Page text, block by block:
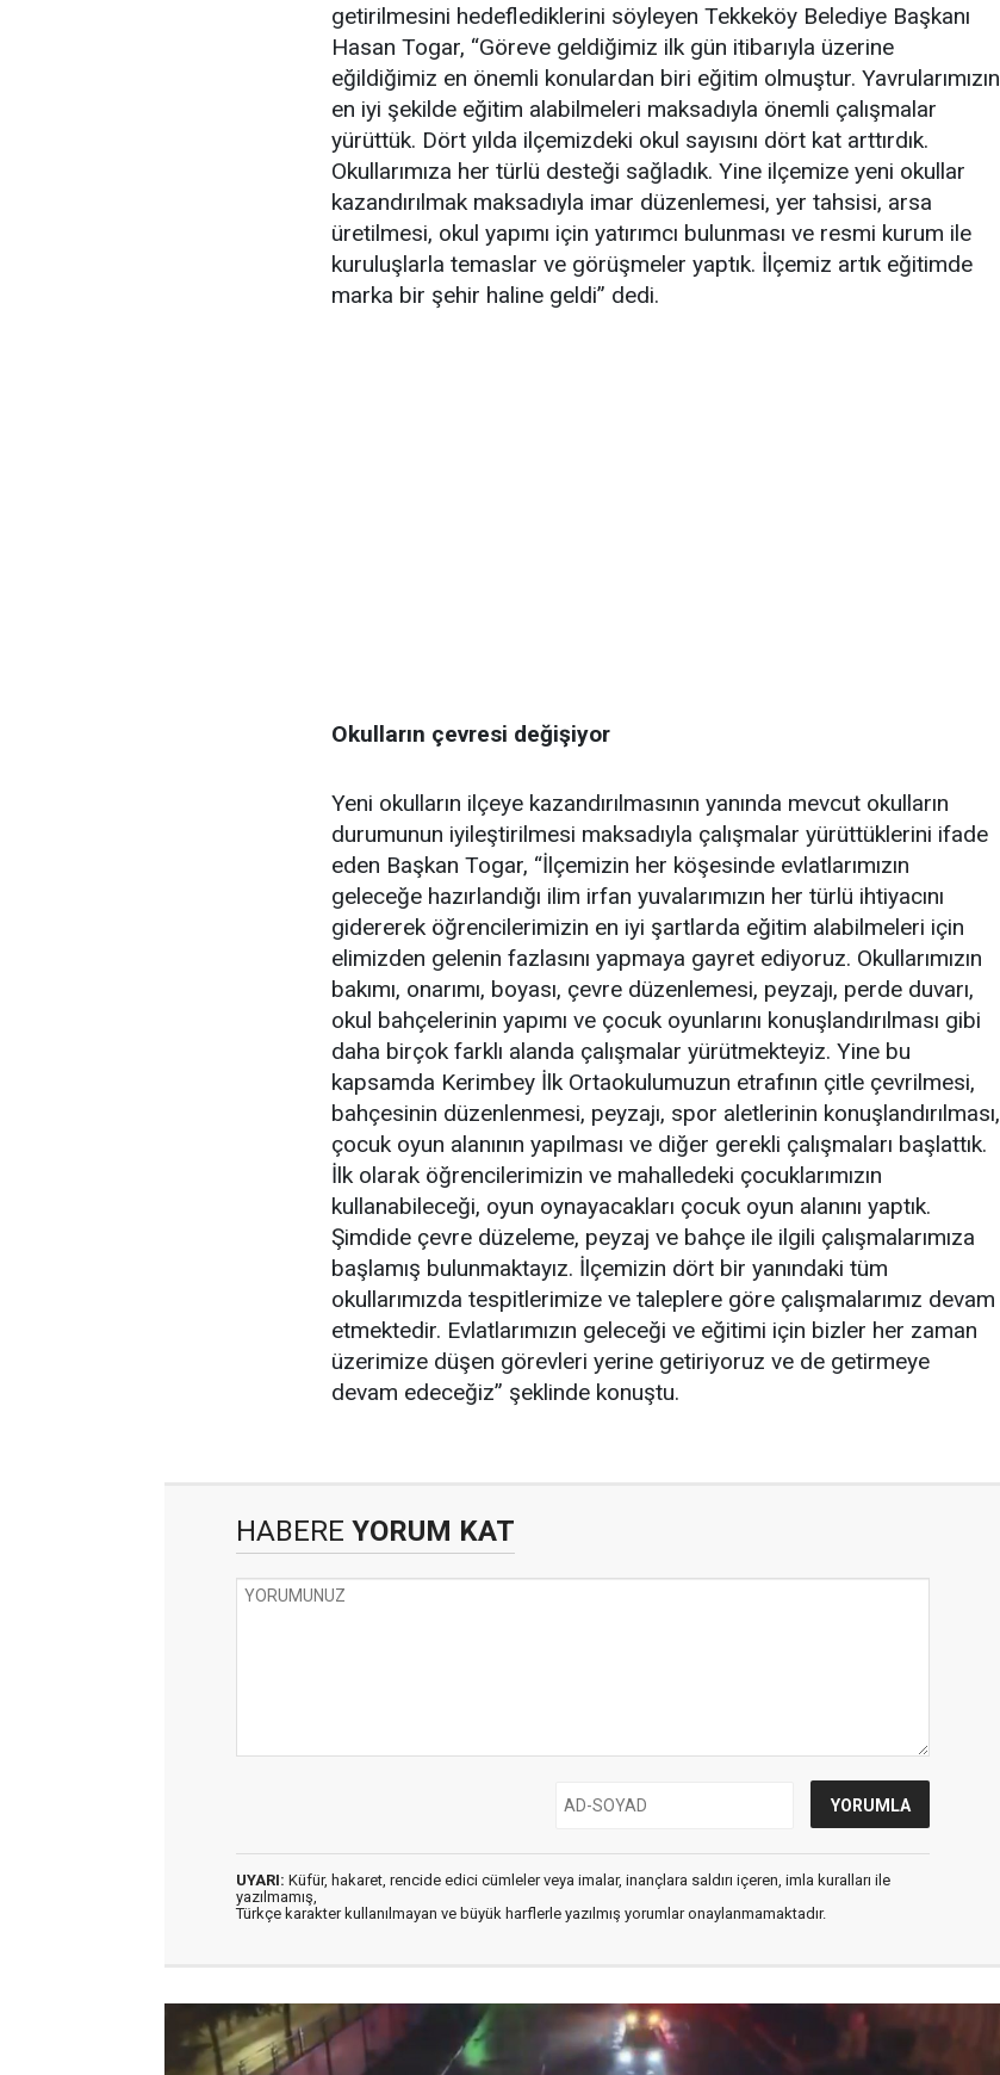
getirilmesini hedeflediklerini söyleyen Tekkeköy Belediye Başkanı
Hasan Togar, “Göreve geldiğimiz ilk gün itibarıyla üzerine
eğildiğimiz en önemli konulardan biri eğitim olmuştur. Yavrularımızın
en iyi şekilde eğitim alabilmeleri maksadıyla önemli çalışmalar
yürüttük. Dört yılda ilçemizdeki okul sayısını dört kat arttırdık.
Okullarımıza her türlü desteği sağladık. Yine ilçemize yeni okullar
kazandırılmak maksadıyla imar düzenlemesi, yer tahsisi, arsa
üretilmesi, okul yapımı için yatırımcı bulunması ve resmi kurum ile
kuruluşlarla temaslar ve görüşmeler yaptık. İlçemiz artık eğitimde
marka bir şehir haline geldi” dedi.
Okulların çevresi değişiyor
Yeni okulların ilçeye kazandırılmasının yanında mevcut okulların
durumunun iyileştirilmesi maksadıyla çalışmalar yürüttüklerini ifade
eden Başkan Togar, “İlçemizin her köşesinde evlatlarımızın
geleceğe hazırlandığı ilim irfan yuvalarımızın her türlü ihtiyacını
gidererek öğrencilerimizin en iyi şartlarda eğitim alabilmeleri için
elimizden gelenin fazlasını yapmaya gayret ediyoruz. Okullarımızın
bakımı, onarımı, boyası, çevre düzenlemesi, peyzajı, perde duvarı,
okul bahçelerinin yapımı ve çocuk oyunlarını konuşlandırılması gibi
daha birçok farklı alanda çalışmalar yürütmekteyiz. Yine bu
kapsamda Kerimbey İlk Ortaokulumuzun etrafının çitle çevrilmesi,
bahçesinin düzenlenmesi, peyzajı, spor aletlerinin konuşlandırılması,
çocuk oyun alanının yapılması ve diğer gerekli çalışmaları başlattık.
İlk olarak öğrencilerimizin ve mahalledeki çocuklarımızın
kullanabileceği, oyun oynayacakları çocuk oyun alanını yaptık.
Şimdide çevre düzeleme, peyzaj ve bahçe ile ilgili çalışmalarımıza
başlamış bulunmaktayız. İlçemizin dört bir yanındaki tüm
okullarımızda tespitlerimize ve taleplere göre çalışmalarımız devam
etmektedir. Evlatlarımızın geleceği ve eğitimi için bizler her zaman
üzerimize düşen görevleri yerine getiriyoruz ve de getirmeye
devam edeceğiz” şeklinde konuştu.
HABERE YORUM KAT
UYARI: Küfür, hakaret, rencide edici cümleler veya imalar, inançlara saldırı içeren, imla kuralları ile
yazılmamış,
Türkçe karakter kullanılmayan ve büyük harflerle yazılmış yorumlar onaylanmamaktadır.